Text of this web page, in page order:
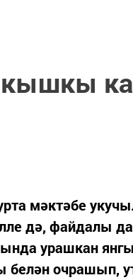
мәктәбе
дә, файдалы
урашкан
белән очрашып,